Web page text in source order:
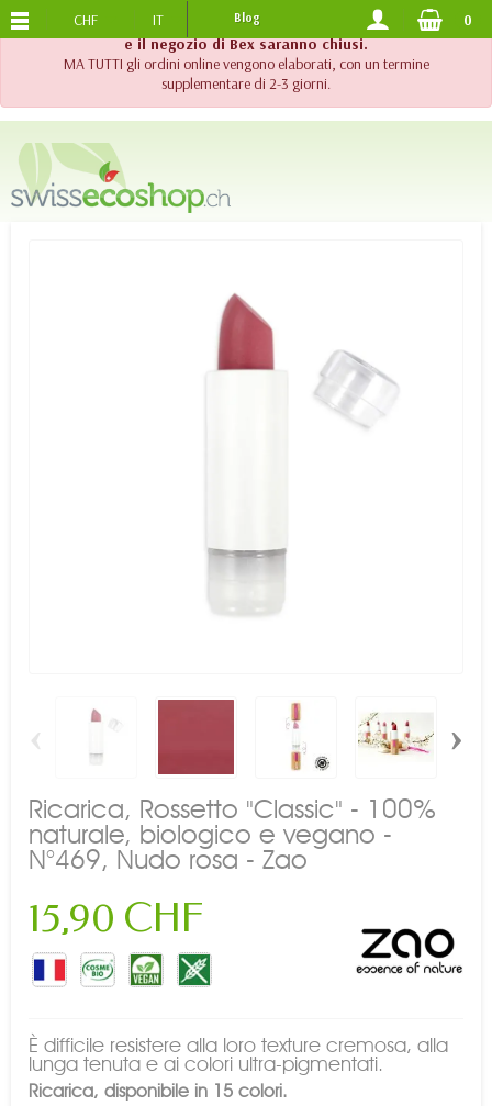
!! Importante !! Fino al 20 agosto 2026, l'assistenza telefonica
e il negozio di Bex saranno chiusi.
MA TUTTI gli ordini online vengono elaborati, con un termine
supplementare di 2-3 giorni.
SPEDIZIONE GRATUITADA 120.-
CHF IT Blog 0
‹ ›
Ricarica, Rossetto "Classic" - 100%
naturale, biologico e vegano -
N°469, Nudo rosa - Zao
15,90 CHF
È difficile resistere alla loro texture cremosa, alla
lunga tenuta e ai colori ultra-pigmentati.
Ricarica, disponibile in 15 colori.